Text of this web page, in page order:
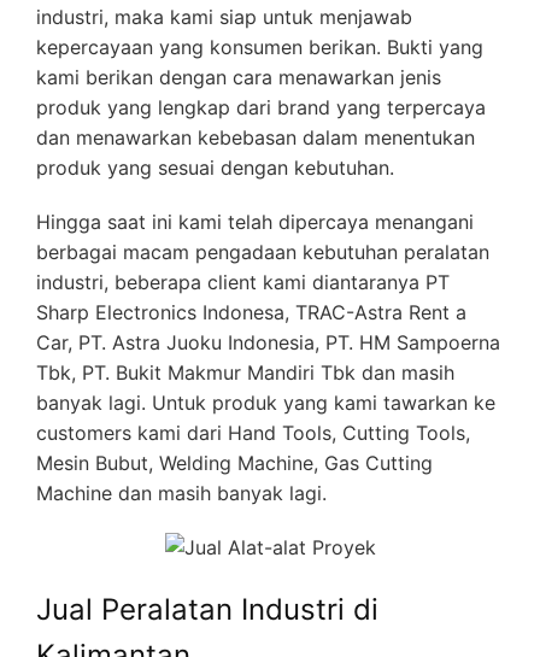
industri, maka kami siap untuk menjawab
kepercayaan yang konsumen berikan. Bukti yang
kami berikan dengan cara menawarkan jenis
produk yang lengkap dari brand yang terpercaya
dan menawarkan kebebasan dalam menentukan
produk yang sesuai dengan kebutuhan.
Hingga saat ini kami telah dipercaya menangani
berbagai macam pengadaan kebutuhan peralatan
industri, beberapa client kami diantaranya PT
Sharp Electronics Indonesa, TRAC-Astra Rent a
Car, PT. Astra Juoku Indonesia, PT. HM Sampoerna
Tbk, PT. Bukit Makmur Mandiri Tbk dan masih
banyak lagi. Untuk produk yang kami tawarkan ke
customers kami dari Hand Tools, Cutting Tools,
Mesin Bubut, Welding Machine, Gas Cutting
Machine dan masih banyak lagi.
Jual Peralatan Industri di